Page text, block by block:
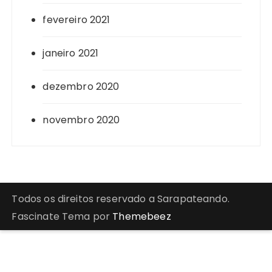
fevereiro 2021
janeiro 2021
dezembro 2020
novembro 2020
Todos os direitos reservado a Sarapateando.
Fascinate Tema por Themebeez